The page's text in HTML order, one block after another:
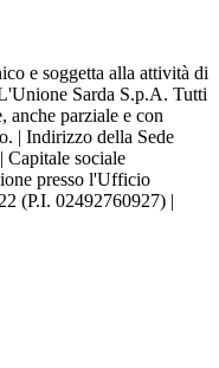
e soggetta alla attività di
Sarda S.p.A. Tutti
parziale e con
| Indirizzo della Sede
Capitale sociale
presso l'Ufficio
(P.I. 02492760927) |